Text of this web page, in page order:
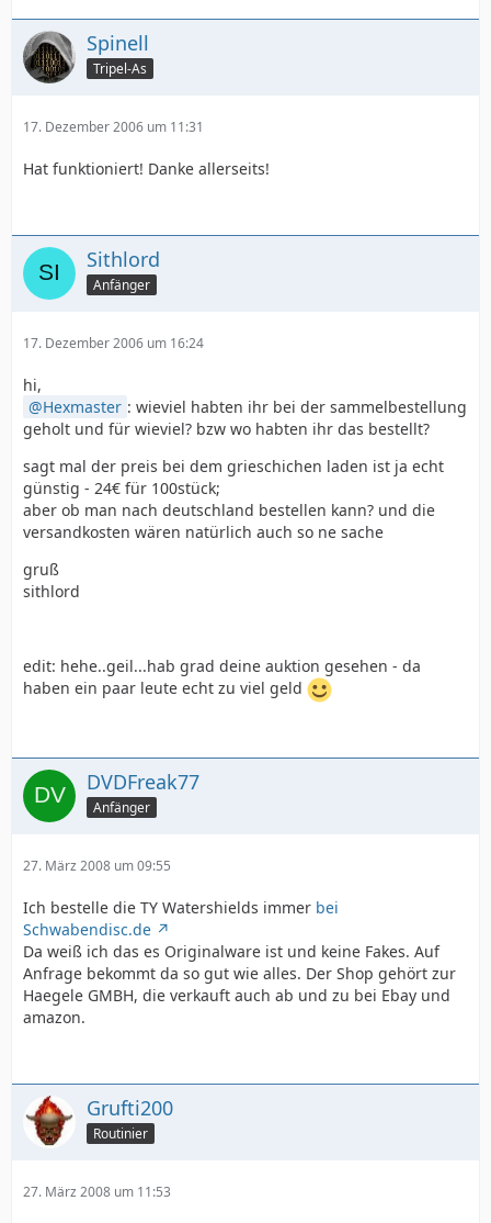
Spinell
Tripel-As
17. Dezember 2006 um 11:31
Hat funktioniert! Danke allerseits!
Sithlord
Anfänger
17. Dezember 2006 um 16:24
hi,
Hexmaster : wieviel habten ihr bei der sammelbestellung
geholt und für wieviel? bzw wo habten ihr das bestellt?
sagt mal der preis bei dem grieschichen laden ist ja echt
günstig - 24€ für 100stück;
aber ob man nach deutschland bestellen kann? und die
versandkosten wären natürlich auch so ne sache
gruß
sithlord
edit: hehe..geil...hab grad deine auktion gesehen - da
haben ein paar leute echt zu viel geld
DVDFreak77
Anfänger
27. März 2008 um 09:55
Ich bestelle die TY Watershields immer bei
Schwabendisc.de
Da weiß ich das es Originalware ist und keine Fakes. Auf
Anfrage bekommt da so gut wie alles. Der Shop gehört zur
Haegele GMBH, die verkauft auch ab und zu bei Ebay und
amazon.
Grufti200
Routinier
27. März 2008 um 11:53